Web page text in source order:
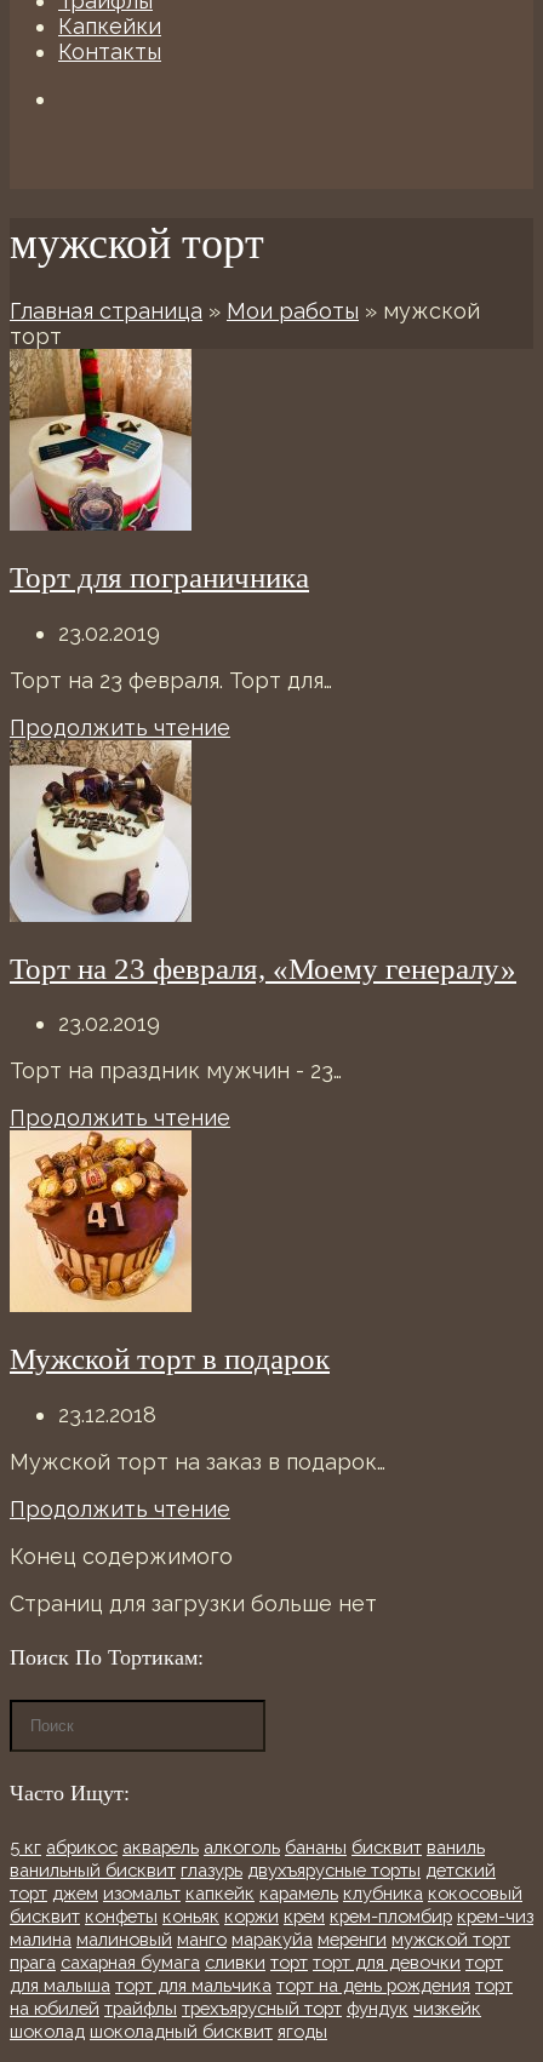
Капкейки
Контакты
мужской торт
Главная страница » Мои работы » мужской
торт
Торт для пограничника
23.02.2019
Торт на 23 февраля. Торт для…
Продолжить чтение
Торт на 23 февраля, «Моему генералу»
23.02.2019
Торт на праздник мужчин - 23…
Продолжить чтение
Мужской торт в подарок
23.12.2018
Мужской торт на заказ в подарок…
Продолжить чтение
Конец содержимого
Страниц для загрузки больше нет
Поиск По Тортикам:
Часто Ищут:
5 кг абрикос акварель алкоголь бананы бисквит ваниль
ванильный бисквит глазурь двухъярусные торты детский
торт джем изомальт капкейк карамель клубника кокосовый
бисквит конфеты коньяк коржи крем крем-пломбир крем-чиз
малина малиновый манго маракуйа меренги мужской торт
прага сахарная бумага сливки торт торт для девочки торт
для малыша торт для мальчика торт на день рождения торт
на юбилей трайфлы трехъярусный торт фундук чизкейк
шоколад шоколадный бисквит ягоды